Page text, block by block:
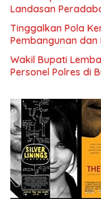
Landasan
Tinggalkan Pola
Pembangunan
Wakil Bupati
Personel Polres di